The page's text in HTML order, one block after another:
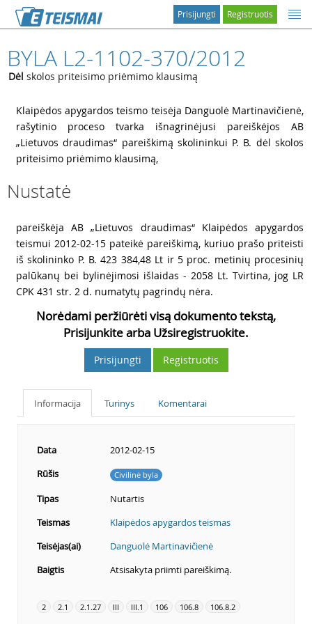
Registruotis
Prisijungti
BYLA L2-1102-370/2012
Dėl skolos priteisimo priėmimo klausimą
Klaipėdos apygardos teismo teisėja Danguolė Martinavičienė,
rašytinio proceso tvarka išnagrinėjusi pareiškėjos AB
„Lietuvos draudimas“ pareiškimą skolininkui P. B. dėl skolos
priteisimo priėmimo klausimą,
Nustatė
pareiškėja AB „Lietuvos draudimas“ Klaipėdos apygardos
teismui 2012-02-15 pateikė pareiškimą, kuriuo prašo priteisti
iš skolininko P. B. 423 384,48 Lt ir 5 proc. metinių procesinių
palūkanų bei bylinėjimosi išlaidas - 2058 Lt. Tvirtina, jog LR
CPK 431 str. 2 d. numatytų pagrindų nėra.
Norėdami peržiūrėti visą dokumento tekstą,
Prisijunkite arba Užsiregistruokite.
Prisijungti Registruotis
Informacija Turinys Komentarai
Data
2012-02-15
Rūšis
Civilinė byla
Tipas
Nutartis
Teismas
Klaipėdos apygardos teismas
Teisėjas(ai)
Danguolė Martinavičienė
Baigtis
Atsisakyta priimti pareiškimą.
2 2.1 2.1.27 III III.1 106 106.8 106.8.2